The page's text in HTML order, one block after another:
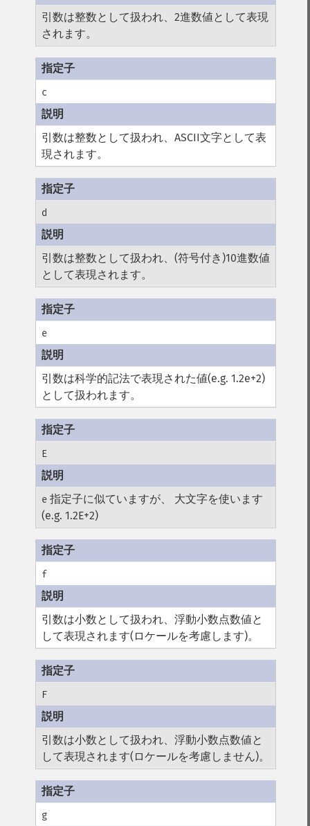
引数は整数として扱われ、2進数値として表現
されます。
c
引数は整数として扱われ、ASCII文字として表
現されます。
d
引数は整数として扱われ、(符号付き)10進数値
として表現されます。
e
引数は科学的記法で表現された値(e.g. 1.2e+2)
として扱われます。
E
e 指定子に似ていますが、 大文字を使います
(e.g. 1.2E+2)
f
引数は小数として扱われ、浮動小数点数値と
して表現されます(ロケールを考慮します)。
F
引数は小数として扱われ、浮動小数点数値と
して表現されます(ロケールを考慮しません)。
g